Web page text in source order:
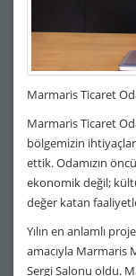
Marmaris Ticaret
Marmaris Ticaret
bölgemizin
ettik. Odamızın
ekonomik değil;
değer katan
Yılın en anlamlı
amacıyla Marmaris
Sergi Salonu oldu.